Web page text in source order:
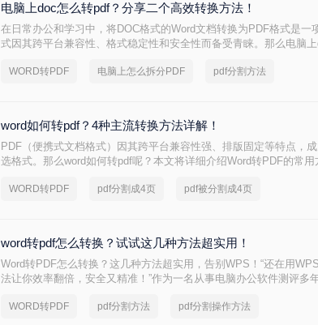
电脑上doc怎么转pdf？分享二个高效转换方法！
在日常办公和学习中，将DOC格式的Word文档转换为PDF格式是一
式因其跨平台兼容性、格式稳定性和安全性而备受青睐。那么电脑
WORD转PDF 电脑上怎么拆分PDF pdf分割方法
word如何转pdf？4种主流转换方法详解！
PDF（便携式文档格式）因其跨平台兼容性强、排版固定等特点，
选格式。那么word如何转pdf呢？本文将详细介绍Word转PDF的常
WORD转PDF pdf分割成4页 pdf被分割成4页
word转pdf怎么转换？试试这几种方法超实用！
Word转PDF怎么转换？这几种方法超实用，告别WPS！“还在用
法让你效率翻倍，安全又精准！”作为一名从事电脑办公软件测评多
告、合同或技术文档时，大家总担心格式错乱、操作繁琐或数据泄露
WORD转PDF pdf分割方法 pdf分割操作方法